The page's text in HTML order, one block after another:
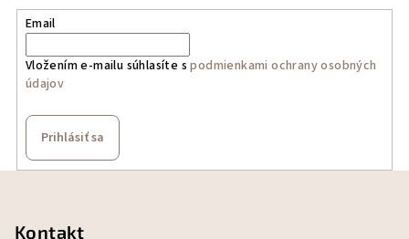
Email
Vložením e-mailu súhlasíte spodmienkami ochrany osobných
údajov
Prihlásiť sa
Kontakt